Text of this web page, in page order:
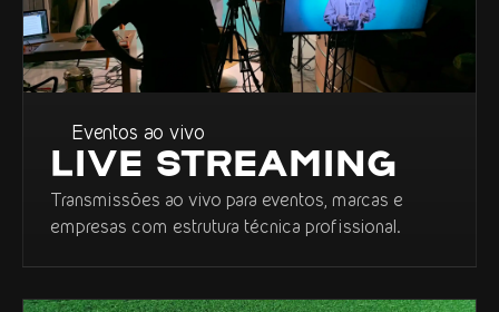
Eventos ao vivo
LIVE STREAMING
Transmissões ao vivo para eventos, marcas e
empresas com estrutura técnica profissional.